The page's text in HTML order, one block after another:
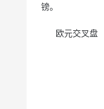
镑。
欧元交叉盘